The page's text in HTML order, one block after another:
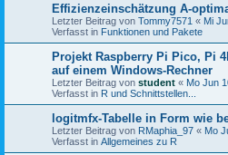
Effizienzeinschätzung A-
Letzter Beitrag von Tommy7571 « Mi
Verfasst in Funktionen und Pakete
Projekt Raspberry Pi Pico, Pi
auf einem Windows-Rechner
Letzter Beitrag von student « Mo Jun
Verfasst in R und Schnittstellen...
logitmfx-Tabelle in Form wie
Letzter Beitrag von RMaphia_97 « Mo
Verfasst in Allgemeines zu R